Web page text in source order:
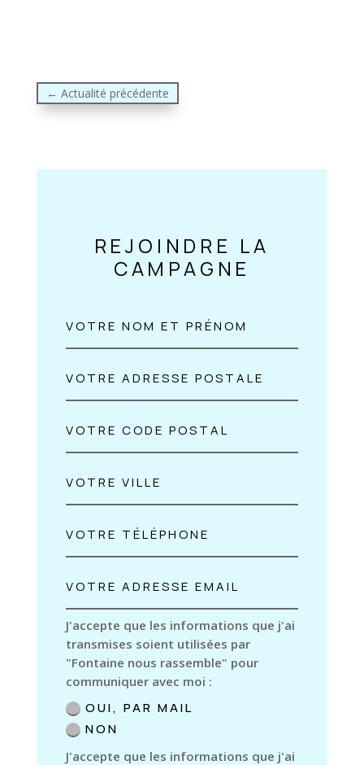
← Actualité précédente
REJOINDRE LA
CAMPAGNE
J'accepte que les informations que j'ai
transmises soient utilisées par
"Fontaine nous rassemble" pour
communiquer avec moi :
OUI, PAR MAIL
NON
J'accepte que les informations que j'ai